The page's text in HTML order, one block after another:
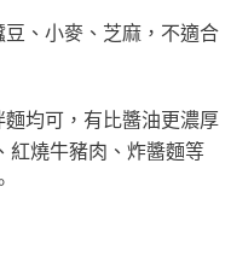
視為有效，需透過AFTEE先享
support/home
先享後付」服務完成之交
制商品重量在9~9.5
控制商品重量在9~
、小麥、芝麻，不適合
均可，有比醬油更濃厚
紅燒牛豬肉、炸醬麵等